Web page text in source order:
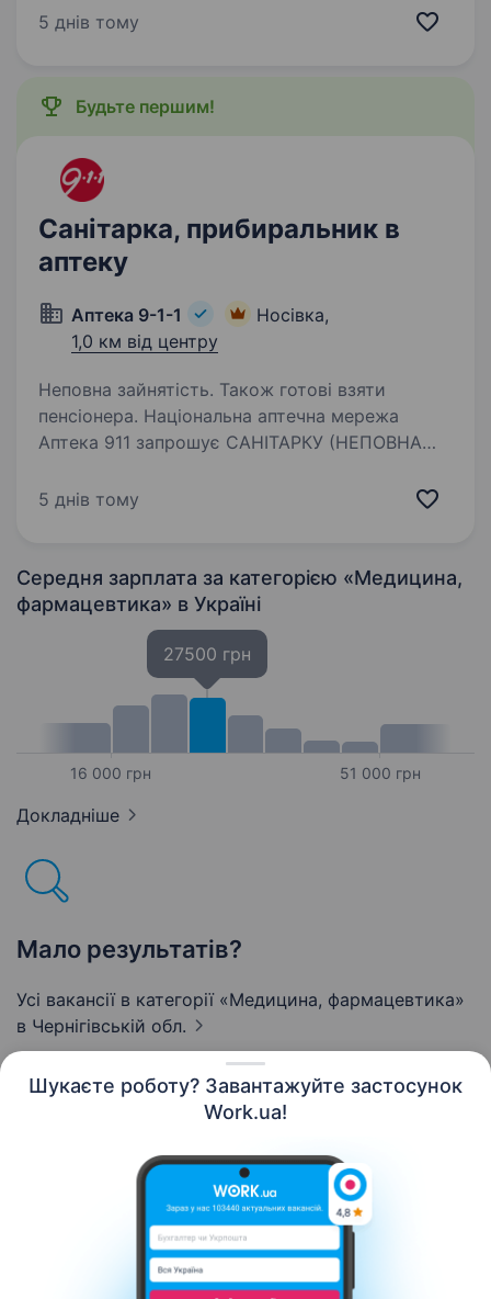
Шукаєте роботу? Завантажуйте застосунок
Work.ua!
бореться за мир і безпеку України. Наше
5 днів тому
Будьте першим!
Санітарка, прибиральник в
аптеку
Аптека 9-1-1
Носівка,
1,0 км від центру
Неповна зайнятість. Також готові взяти
пенсіонера. Національна аптечна мережа
Аптека 911 запрошує САНІТАРКУ (НЕПОВНА
в м. Носівка . Чекаємо на Вас!Ваші обов’язки:
5 днів тому
Середня зарплата за категорією «Медицина,
фармацевтика» в Україні
16 000 грн
27500 грн
51 000 грн
Докладніше
Мало результатів?
Усі вакансії в категорії «Медицина, фармацевтика»
в Чернігівській обл.